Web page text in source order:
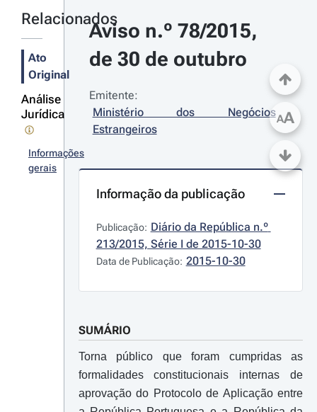
Relacionados
Ato
Original
Análise
Jurídica
Informações
gerais
Aviso n.º 78/2015,
de 30 de outubro
Emitente:
Ministério dos Negócios
Estrangeiros
Informação da publicação
Publicação: Diário da República n.º
213/2015, Série I de 2015-10-30
Data de Publicação: 2015-10-30
SUMÁRIO
Torna público que foram cumpridas as
formalidades constitucionais internas de
aprovação do Protocolo de Aplicação entre
AA